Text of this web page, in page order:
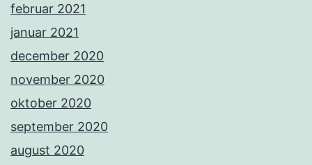
februar 2021
januar 2021
december 2020
november 2020
oktober 2020
september 2020
august 2020